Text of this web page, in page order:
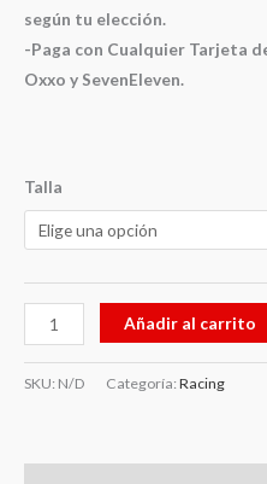
según tu elección.
-Paga con Cualquier Tarjeta
Oxxo y SevenEleven.
Talla
Añadir al carrito
SKU: N/D Categoría: Racing